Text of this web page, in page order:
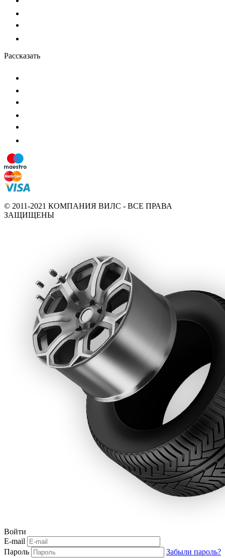
Рассказать
© 2011-2021 КОМПАНИЯ ВИЛС - ВСЕ ПРАВА
ЗАЩИЩЕНЫ
Войти
E-mail
Пароль
Забыли пароль?